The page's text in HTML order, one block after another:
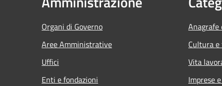
Organi di Governo
Aree Amministrative
Uffici
Enti e fondazioni
Cultura
Vita
Imprese